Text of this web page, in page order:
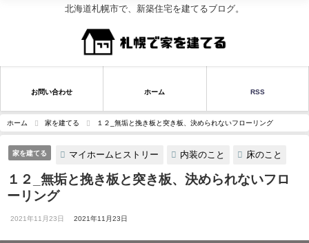
北海道札幌市で、新築住宅を建てるブログ。
お問い合わせ ホーム RSS
ホーム 家を建てる １２_無垢と挽き板と突き板、決められないフローリング
家を建てる マイホームヒストリー 内装のこと 床のこと
１２_無垢と挽き板と突き板、決められないフロ
ーリング
2021年11月23日 2021年11月23日